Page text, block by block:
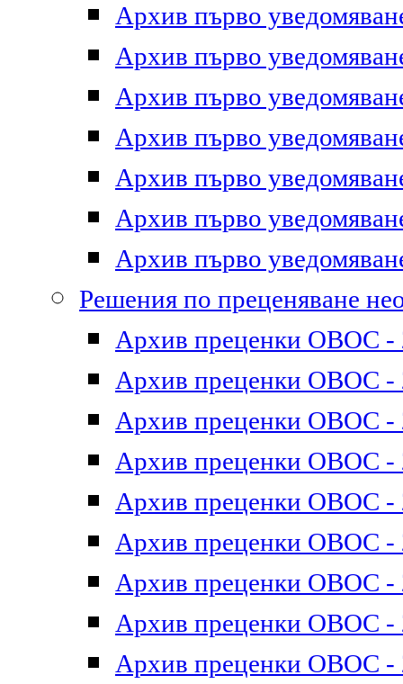
Архив първо
Архив първо
Архив първо
Архив първо
Архив първо
Архив първо
Архив първо
Решения по преценяване
Архив преценки ОВОС -
Архив преценки ОВОС -
Архив преценки ОВОС -
Архив преценки ОВОС -
Архив преценки ОВОС -
Архив преценки ОВОС -
Архив преценки ОВОС -
Архив преценки ОВОС -
Архив преценки ОВОС -